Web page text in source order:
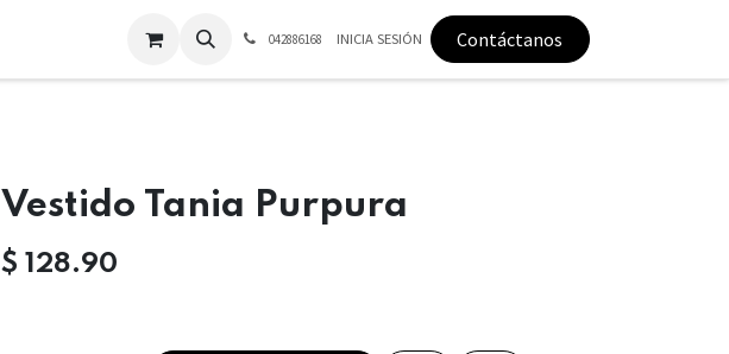
042886168 INICIA SESIÓN Contáctanos
Vestido Tania Purpura
$ 128.90